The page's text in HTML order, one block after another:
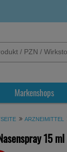
Markenshops
ARZNEIMITTEL
15 ml